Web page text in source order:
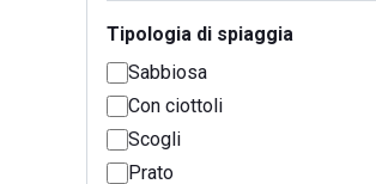
Tipologia di spiaggia
Sabbiosa
Con ciottoli
Scogli
Prato